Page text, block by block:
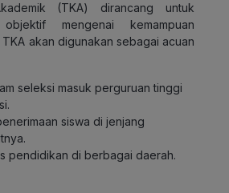
(TKA) dirancang untuk
mengenai kemampuan
akan digunakan sebagai acuan
seleksi masuk perguruan tinggi
siswa di jenjang
pendidikan di berbagai daerah.